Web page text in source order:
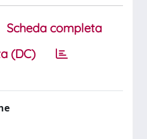
Scheda completa
(DC)